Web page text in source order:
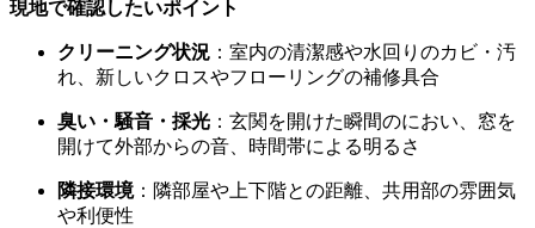
現地で確認したいポイント
クリーニング状況 ：室内の清潔感や水回りのカビ・汚
れ、新しいクロスやフローリングの補修具合
臭い・騒音・採光 ：玄関を開けた瞬間のにおい、窓を
開けて外部からの音、時間帯による明るさ
隣接環境：隣部屋や上下階との距離、共用部の雰囲気
や利便性